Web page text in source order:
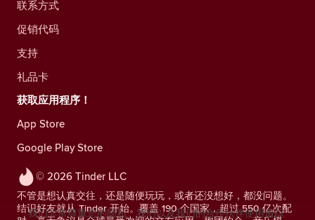
© 2026 Tinder LLC
不管是想认真交往，还是随便玩玩，或者还没想好，都没问题。
结识好友就从 Tinder 开始。覆盖 190 个国家，超过 550 亿次配
联系方式
促销代码
支持
礼品卡
获取应用程序！
App Store
Google Play Store
我们非常尊重您的隐私。我们以及我们的合作伙伴使用追踪